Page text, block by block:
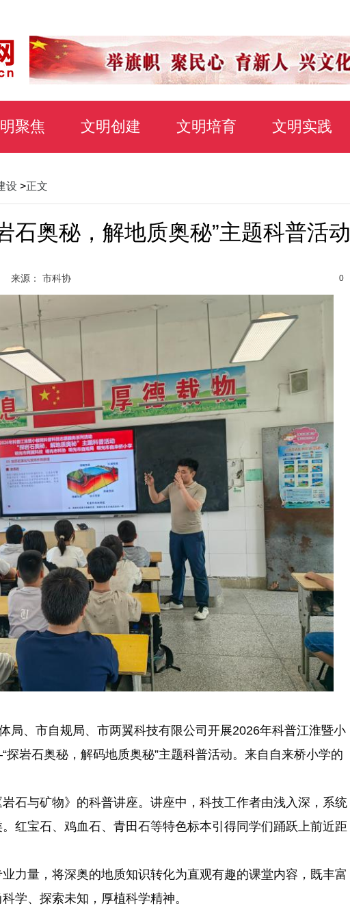
聚焦 文明创建 文明培育 文明实践
设 >正文
石奥秘，解地质奥秘”主题科普活动
来源： 市科协 0
、市自规局、市两翼科技有限公司开展2026年科普江淮暨小
岩石奥秘，解码地质奥秘”主题科普活动。来自自来桥小学的
与矿物》的科普讲座。讲座中，科技工作者由浅入深，系统
红宝石、鸡血石、青田石等特色标本引得同学们踊跃上前近距
量，将深奥的地质知识转化为直观有趣的课堂内容，既丰富
学、探索未知，厚植科学精神。